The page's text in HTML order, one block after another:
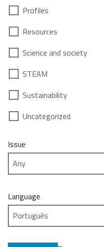
Profiles
Resources
Science and society
STEAM
Sustainability
Uncategorized
Issue
Language